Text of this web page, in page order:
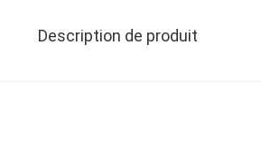
Description de produit